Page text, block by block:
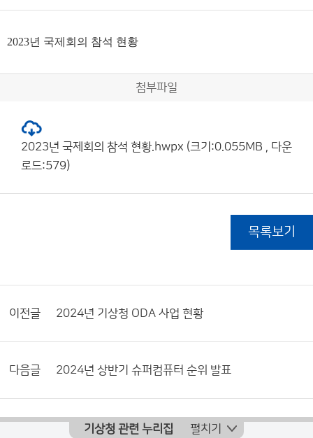
2023년 국제회의 참석 현황
첨부파일
2023년 국제회의 참석 현황.hwpx (크기:0.055MB , 다운
로드:579)
목록보기
이전글 2024년 기상청 ODA 사업 현황
다음글 2024년 상반기 슈퍼컴퓨터 순위 발표
기상청 관련 누리집 펼치기